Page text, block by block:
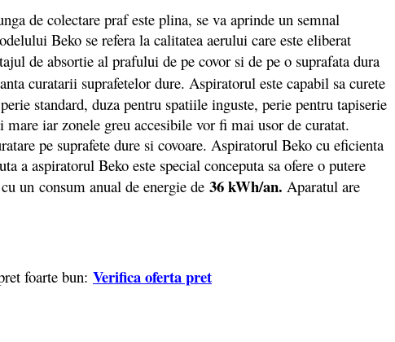
de colectare praf este plina, se va aprinde un semnal
Beko se refera la calitatea aerului care este eliberat
de absortie al prafului de pe covor si de pe o suprafata dura
curatarii suprafetelor dure. Aspiratorul este capabil sa curete
standard, duza pentru spatiile inguste, perie pentru tapiserie
iar zonele greu accesibile vor fi mai usor de curatat.
pe suprafete dure si covoare. Aspiratorul Beko cu eficienta
a aspiratorul Beko este special conceputa sa ofere o putere
cu un consum anual de energie de 36 kWh/an. Aparatul are
foarte bun: Verifica oferta pret